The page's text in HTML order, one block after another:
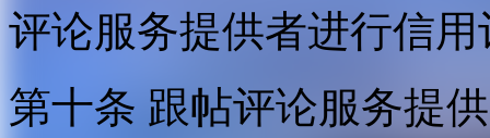
评论服务提供者进行信用
第十条 跟帖评论服务提